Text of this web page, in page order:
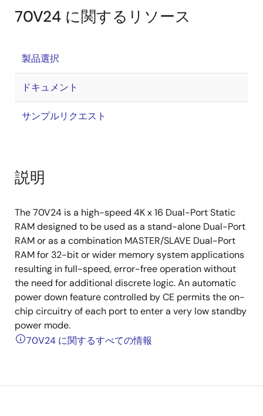
70V24 に関するリソース
製品選択
ドキュメント
サンプルリクエスト
説明
The 70V24 is a high-speed 4K x 16 Dual-Port Static
RAM designed to be used as a stand-alone Dual-Port
RAM or as a combination MASTER/SLAVE Dual-Port
RAM for 32-bit or wider memory system applications
resulting in full-speed, error-free operation without
the need for additional discrete logic. An automatic
power down feature controlled by CE permits the on-
chip circuitry of each port to enter a very low standby
power mode.
70V24 に関するすべての情報